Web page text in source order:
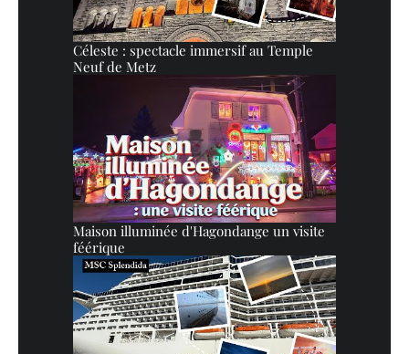
Céleste : spectacle immersif au Temple
Neuf de Metz
Maison illuminée d'Hagondange un visite
féérique